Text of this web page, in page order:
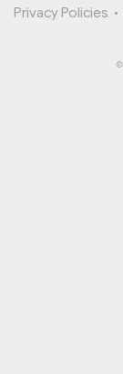
Privacy Policies •